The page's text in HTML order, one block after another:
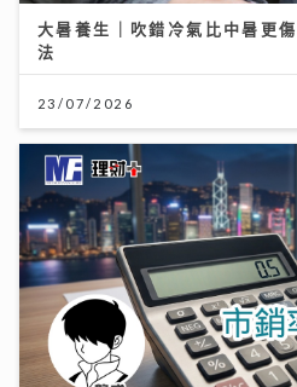
大暑養生｜吹錯冷氣比中暑更
法
23/07/2026